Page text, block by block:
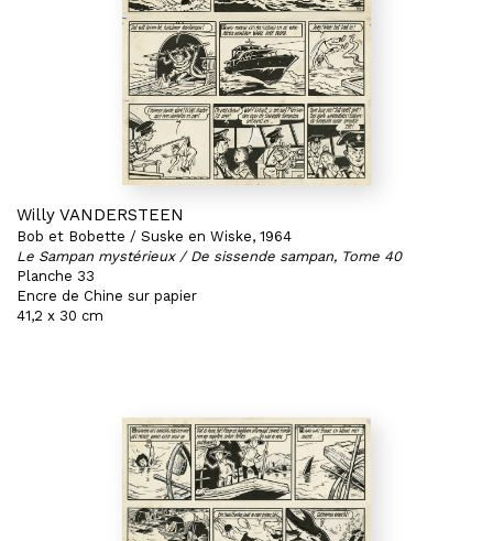
Willy VANDERSTEEN
Bob et Bobette / Suske en Wiske, 1964
Le Sampan mystérieux / De sissende sampan, Tome 40
Planche 33
Encre de Chine sur papier
41,2 x 30 cm